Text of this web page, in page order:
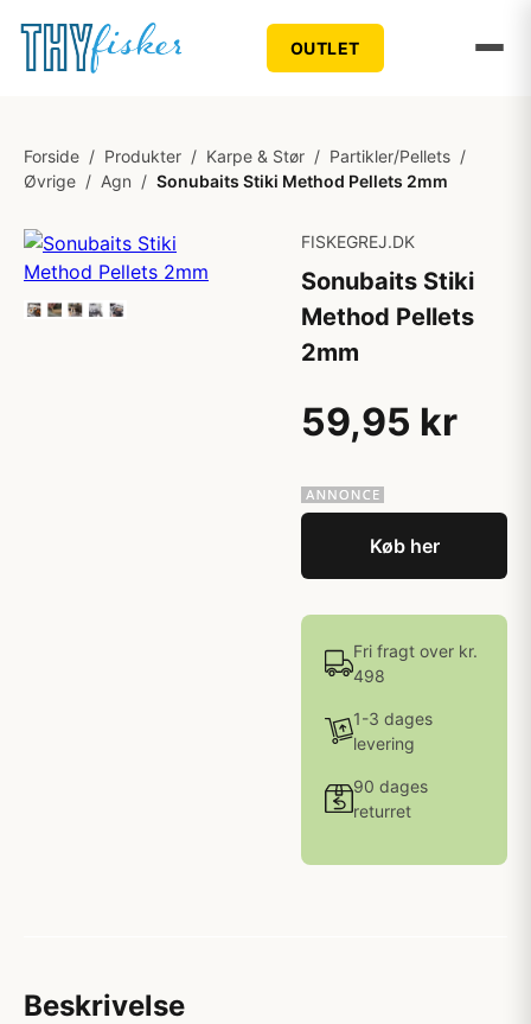
OUTLET
Forside / Produkter / Karpe & Stør / Partikler/Pellets /
Øvrige / Agn / Sonubaits Stiki Method Pellets 2mm
FISKEGREJ.DK
Sonubaits Stiki
Method Pellets
2mm
59,95 kr
Køb her
Fri fragt over kr.
498
1-3 dages
levering
90 dages
returret
Beskrivelse